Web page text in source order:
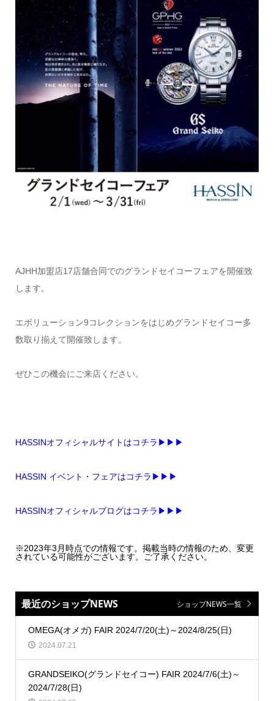
AJHH加盟店17店舗合同でのグランドセイコーフェアを開催致
します。
エボリューション9コレクションをはじめグランドセイコー多
数取り揃えて開催致します。
ぜひこの機会にご来店ください。
HASSINオフィシャルサイトはコチラ▶▶▶
HASSIN イベント・フェアはコチラ▶▶▶
HASSINオフィシャルブログはコチラ▶▶▶
※2023年3月時点での情報です。掲載当時の情報のため、変更
されている可能性がございます。ご了承ください。
最近のショップNEWS ショップNEWS一覧
OMEGA(オメガ) FAIR 2024/7/20(土)～2024/8/25(日)
2024.07.21
GRANDSEIKO(グランドセイコー) FAIR 2024/7/6(土)～
2024/7/28(日)